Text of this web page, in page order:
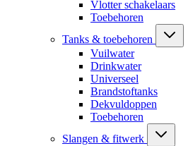
Vlotter schakelaars
Toebehoren
Tanks & toebehoren
Vuilwater
Drinkwater
Universeel
Brandstoftanks
Dekvuldoppen
Toebehoren
Slangen & fitwerk